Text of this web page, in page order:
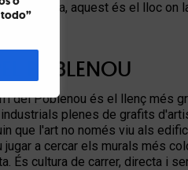
todo”
oberta, aquest és el lloc on
POBLENOU
del Poblenou és el llenç més
plenes de grafits
que l'art no només viu als
a cercar els murals més
És cultura de carrer, directa i